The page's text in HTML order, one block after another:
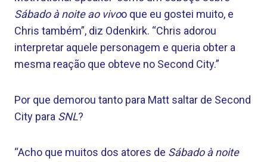
Sábado à noite ao vivoo que eu gostei muito, e
Chris também”, diz Odenkirk. “Chris adorou
interpretar aquele personagem e queria obter a
mesma reação que obteve no Second City.”
Por que demorou tanto para Matt saltar de Second
City para SNL?
“Acho que muitos dos atores de Sábado à noite